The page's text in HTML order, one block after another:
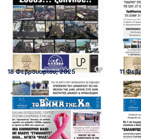
18 Φεβρουαρίου, 2025 11